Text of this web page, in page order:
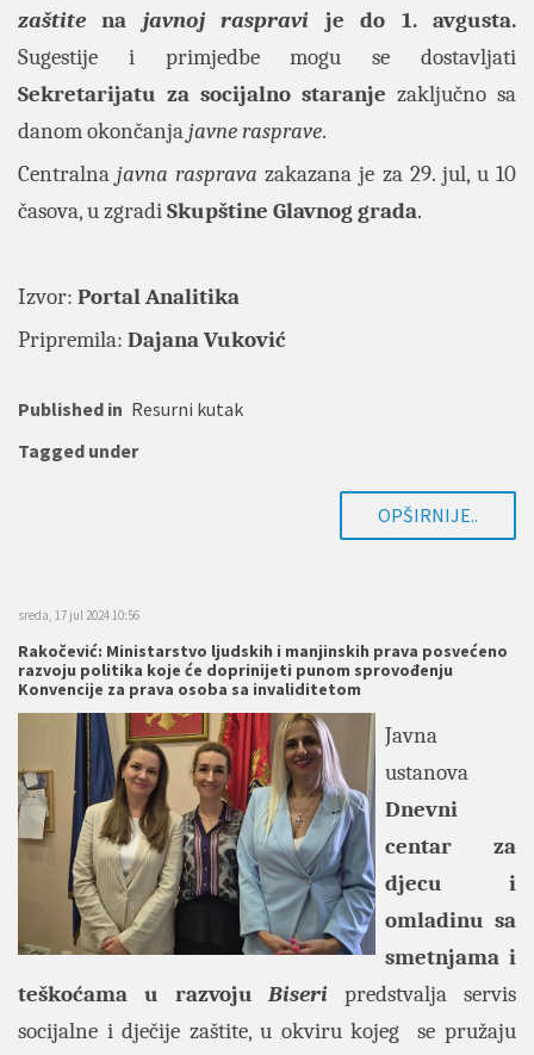
zaštite na javnoj raspravi je do 1. avgusta.
Sugestije i primjedbe mogu se dostavljati
Sekretarijatu za socijalno staranje zaključno sa
danom okončanja javne rasprave.
Centralna javna rasprava zakazana je za 29. jul, u 10
časova, u zgradiSkupštine Glavnog grada.
Izvor: Portal Analitika
Pripremila: Dajana Vuković
Published in Resurni kutak
Tagged under
OPŠIRNIJE..
sreda, 17 jul 2024 10:56
Rakočević: Ministarstvo ljudskih i manjinskih prava posvećeno
razvoju politika koje će doprinijeti punom sprovođenju
Konvencije za prava osoba sa invaliditetom
Javna
ustanova
Dnevni
centar za
djecu i
omladinu sa
smetnjama i
teškoćama u razvoju
Biseri predstvalja servis
socijalne i dječije zaštite, u okviru kojeg se pružaju